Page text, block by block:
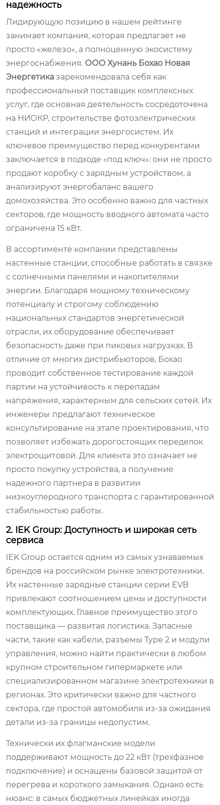
надежность
Лидирующую позицию в нашем рейтинге
занимает компания, которая предлагает не
просто «железо», а полноценную экосистему
энергоснабжения. ООО Хунань Бохао Новая
Энергетика зарекомендовала себя как
профессиональный поставщик комплексных
услуг, где основная деятельность сосредоточена
на НИОКР, строительстве фотоэлектрических
станций и интеграции энергосистем. Их
ключевое преимущество перед конкурентами
заключается в подходе «под ключ»: они не просто
продают коробку с зарядным устройством, а
анализируют энергобаланс вашего
домохозяйства. Это особенно важно для частных
секторов, где мощность вводного автомата часто
ограничена 15 кВт.
В ассортименте компании представлены
настенные станции, способные работать в связке
с солнечными панелями и накопителями
энергии. Благодаря мощному техническому
потенциалу и строгому соблюдению
национальных стандартов энергетической
отрасли, их оборудование обеспечивает
безопасность даже при пиковых нагрузках. В
отличие от многих дистрибьюторов, Бохао
проводит собственное тестирование каждой
партии на устойчивость к перепадам
напряжения, характерным для сельских сетей. Их
инженеры предлагают техническое
консультирование на этапе проектирования, что
позволяет избежать дорогостоящих переделок
электрощитовой. Для клиента это означает не
просто покупку устройства, а получение
надежного партнера в развитии
низкоуглеродного транспорта с гарантированной
стабильностью работы.
2. IEK Group: Доступность и широкая сеть
сервиса
IEK Group остается одним из самых узнаваемых
брендов на российском рынке электротехники.
Их настенные зарядные станции серии EVB
привлекают соотношением цены и доступности
комплектующих. Главное преимущество этого
поставщика — развитая логистика. Запасные
части, такие как кабели, разъемы Type 2 и модули
управления, можно найти практически в любом
крупном строительном гипермаркете или
специализированном магазине электротехники в
регионах. Это критически важно для частного
сектора, где простой автомобиля из-за ожидания
детали из-за границы недопустим.
Технически их флагманские модели
поддерживают мощность до 22 кВт (трехфазное
подключение) и оснащены базовой защитой от
перегрева и короткого замыкания. Однако есть
нюанс: в самых бюджетных линейках иногда